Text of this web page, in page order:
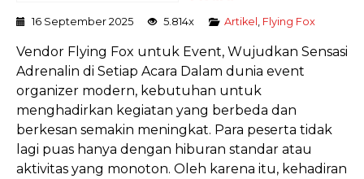
16 September 2025 5.814x Artikel Flying Fox
Vendor Flying Fox untuk Event, Wujudkan Sensasi
Adrenalin di Setiap Acara Dalam dunia event
organizer modern, kebutuhan untuk
menghadirkan kegiatan yang berbeda dan
berkesan semakin meningkat. Para peserta tidak
lagi puas hanya dengan hiburan standar atau
aktivitas yang monoton. Oleh karena itu, kehadiran